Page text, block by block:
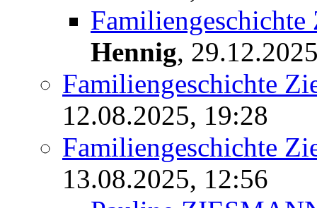
Familiengeschichte
Hennig,
Familiengeschichte
12.08.2025, 19:28
Familiengeschichte
13.08.2025, 12:56